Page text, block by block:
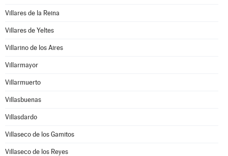
Villares de la Reina
Villares de Yeltes
Villarino de los Aires
Villarmayor
Villarmuerto
Villasbuenas
Villasdardo
Villaseco de los Gamitos
Villaseco de los Reyes